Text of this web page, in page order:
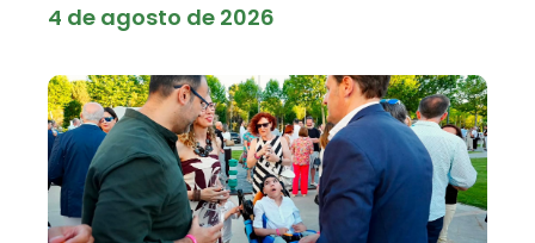
4 de agosto de 2026